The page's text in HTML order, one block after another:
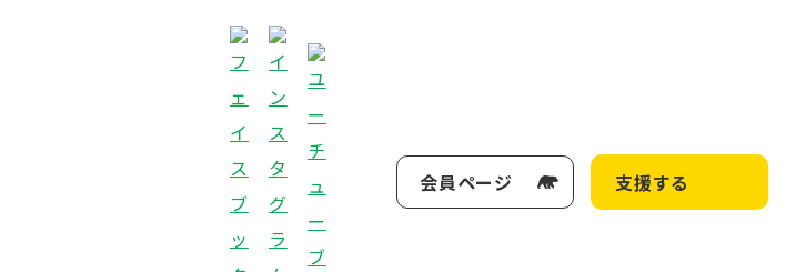
会員ページ 支援する